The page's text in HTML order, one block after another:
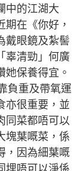
中的江湖大
在《你好，
戴眼鏡及紮髻
辜清勁」何廣
她保養得宜。
負重及帶氧運
亦很重要，並
同菜都唔可以
塊葉嘅菜，係
，因為細葉嘅